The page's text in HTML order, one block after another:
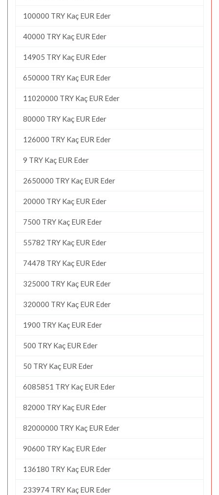
100000 TRY Kaç EUR Eder
40000 TRY Kaç EUR Eder
14905 TRY Kaç EUR Eder
650000 TRY Kaç EUR Eder
11020000 TRY Kaç EUR Eder
80000 TRY Kaç EUR Eder
126000 TRY Kaç EUR Eder
9 TRY Kaç EUR Eder
2650000 TRY Kaç EUR Eder
20000 TRY Kaç EUR Eder
7500 TRY Kaç EUR Eder
55782 TRY Kaç EUR Eder
74478 TRY Kaç EUR Eder
325000 TRY Kaç EUR Eder
320000 TRY Kaç EUR Eder
1900 TRY Kaç EUR Eder
500 TRY Kaç EUR Eder
50 TRY Kaç EUR Eder
6085851 TRY Kaç EUR Eder
82000 TRY Kaç EUR Eder
82000000 TRY Kaç EUR Eder
90600 TRY Kaç EUR Eder
136180 TRY Kaç EUR Eder
233974 TRY Kaç EUR Eder